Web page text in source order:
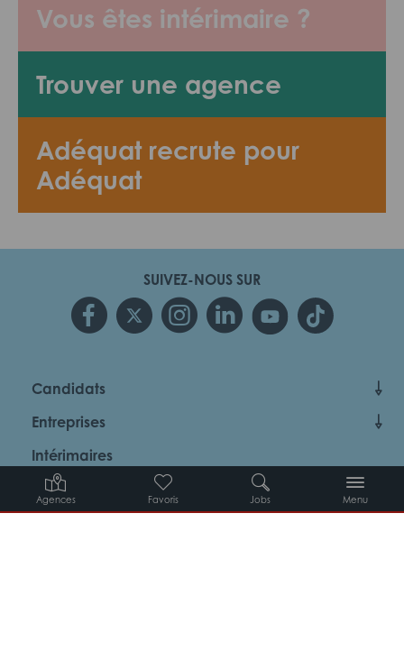
Agences Favoris Jobs Menu
Vous êtes intérimaire ?
Trouver une agence
Adéquat recrute pour
Adéquat
SUIVEZ-NOUS SUR
Candidats
Entreprises
Intérimaires
À propos d’Adéquat